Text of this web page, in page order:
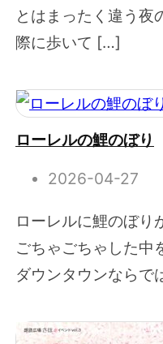
とはまったく違う夜
際に歩いて […]
ローレルの鯉のぼり
2026-04-27
ローレルに鯉のぼり
ごちゃごちゃした中
ダウンタウンなら